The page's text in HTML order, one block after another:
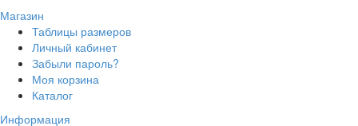
Магазин
Таблицы размеров
Личный кабинет
Забыли пароль?
Моя корзина
Каталог
Информация